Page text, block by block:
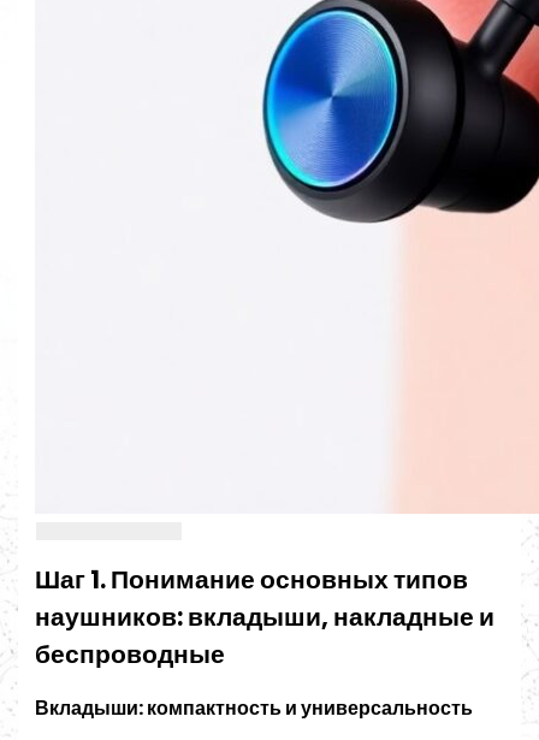
Шаг 1. Понимание основных типов
наушников: вкладыши, накладные и
беспроводные
Вкладыши: компактность и универсальность